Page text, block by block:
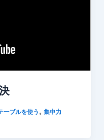
ーブルを使う ,集中力